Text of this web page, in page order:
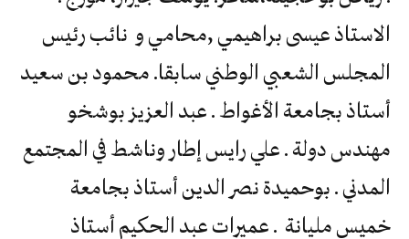
الاستاذ عيسى براهيمي ,محامي و نائب رئيس
المجلس الشعبي الوطني سابقا. محمود بن سعيد
أستاذ بجامعة الأغواط . عبد العزيز بوشخو
مهندس دولة . علي رايس إطار وناشط في المجتمع
المدني . بوحميدة نصر الدين أستاذ بجامعة
خميس مليانة . عميرات عبد الحكيم أستاذ